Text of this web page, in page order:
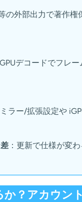
の外部出力で著作
GPUデコードでフレ
ミラー/拡張設定や
：更新で仕様が変
？アカウン